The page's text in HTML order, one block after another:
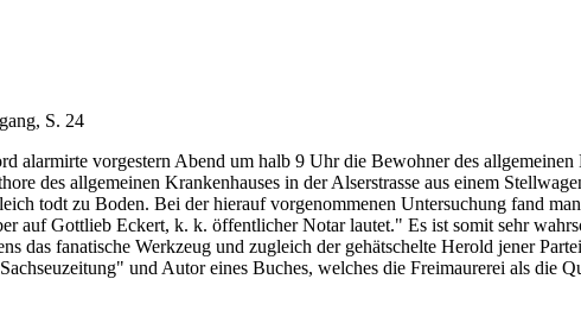
S. 24
alarmirte vorgestern Abend um halb 9 Uhr die Bewohner des allgemeinen
des allgemeinen Krankenhauses in der Alserstrasse aus einem
todt zu Boden. Bei der hierauf vorgenommenen Untersuchung fand
auf Gottlieb Eckert, k. k. öffentlicher Notar lautet." Es ist somit sehr
das fanatische Werkzeug und zugleich der gehätschelte Herold jener
und Autor eines Buches, welches die Freimaurerei als die